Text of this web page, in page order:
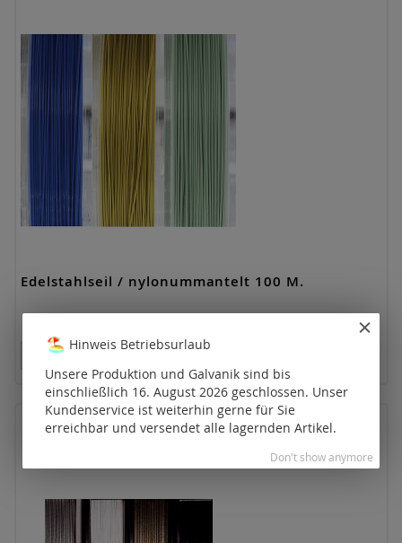
Edelstahlseil / nylonummantelt 100 M.
Preise nur für registrierte Kunden sichtbar.
Hinweis Betriebsurlaub
Unsere Produktion und Galvanik sind bis
einschließlich 16. August 2026 geschlossen. Unser
Kundenservice ist weiterhin gerne für Sie
erreichbar und versendet alle lagernden Artikel.
Don't show anymore